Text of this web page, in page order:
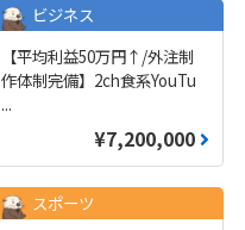
ビジネス
【平均利益50万円↑/外注制
作体制完備】2ch食系YouTu
...
¥7,200,000
スポーツ